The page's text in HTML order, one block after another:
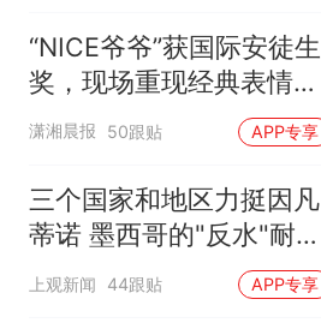
“NICE爷爷”获国际安徒生
奖，现场重现经典表情
包，向中国粉丝问好
潇湘晨报 50跟贴 APP专享
三个国家和地区力挺因凡
蒂诺 墨西哥的"反水"耐人
寻味
上观新闻 44跟贴 APP专享